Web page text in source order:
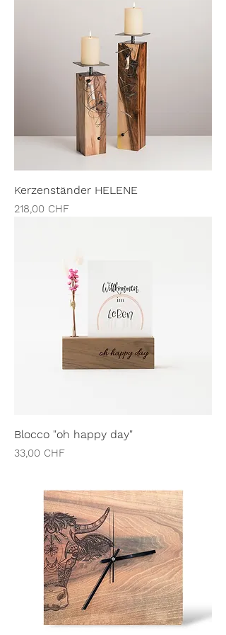
Kerzenständer HELENE
Preis
218,00 CHF
Blocco "oh happy day"
Preis
33,00 CHF